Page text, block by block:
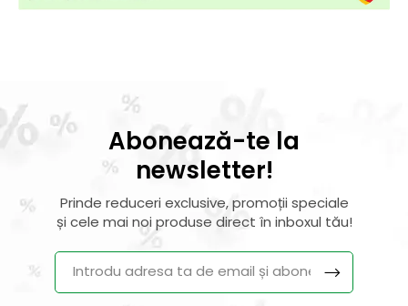
Abonează-te la
newsletter!
Prinde reduceri exclusive, promoții speciale
și cele mai noi produse direct în inboxul tău!